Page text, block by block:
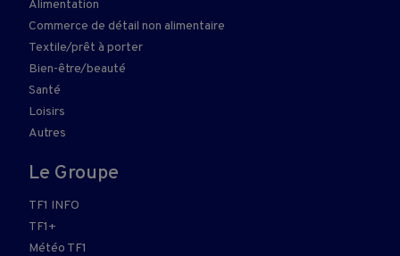
Alimentation
Commerce de détail non alimentaire
Textile/prêt à porter
Bien-être/beauté
Santé
Loisirs
Autres
Le Groupe
TF1 INFO
TF1+
Météo TF1